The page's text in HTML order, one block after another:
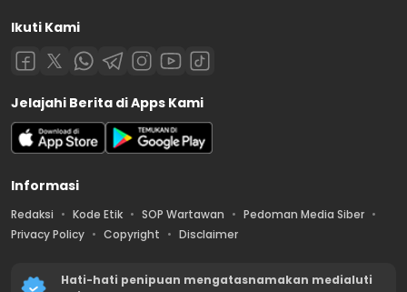
Ikuti Kami
Jelajahi Berita di Apps Kami
Informasi
Redaksi Kode Etik SOP Wartawan
Pedoman Media Siber
Privacy Policy
Copyright Disclaimer
Hati-hati penipuan mengatasnamakan medialuti